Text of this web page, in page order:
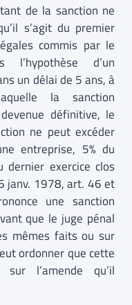
de la sanction ne
s’agit du premier
commis par le
l’hypothèse d’un
un délai de 5 ans, à
la sanction
définitive, le
ne peut excéder
entreprise, 5% du
dernier exercice clos
janv. 1978, art. 46 et
une sanction
que le juge pénal
mêmes faits ou sur
ordonner que cette
sur l’amende qu’il